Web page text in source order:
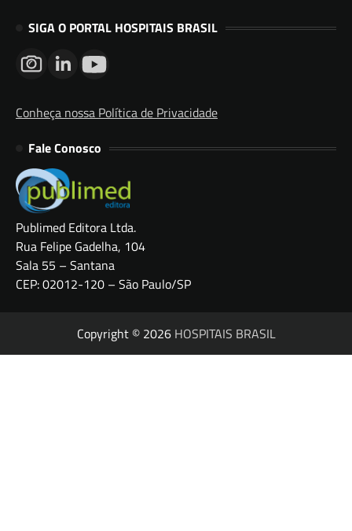
SIGA O PORTAL HOSPITAIS BRASIL
Conheça nossa Política de Privacidade
Fale Conosco
Publimed Editora Ltda.
Rua Felipe Gadelha, 104
Sala 55 – Santana
CEP: 02012-120 – São Paulo/SP
Copyright © 2026 HOSPITAIS BRASIL